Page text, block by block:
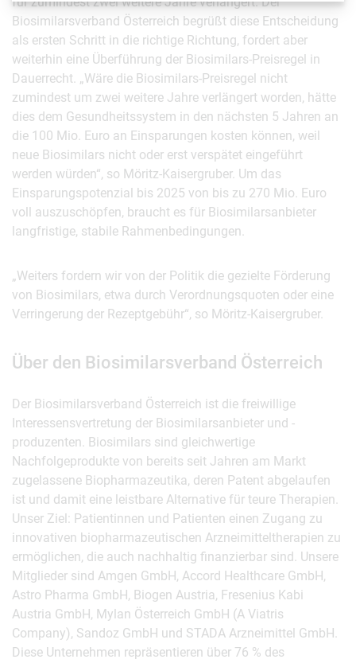
Biosimilarsverband Österreich begrüßt diese Entscheidung
als ersten Schritt in die richtige Richtung, fordert aber
weiterhin eine Überführung der Biosimilars-Preisregel in
Dauerrecht. „Wäre die Biosimilars-Preisregel nicht
zumindest um zwei weitere Jahre verlängert worden, hätte
dies dem Gesundheitssystem in den nächsten 5 Jahren an
die 100 Mio. Euro an Einsparungen kosten können, weil
neue Biosimilars nicht oder erst verspätet eingeführt
werden würden“, so Möritz-Kaisergruber. Um das
Einsparungspotenzial bis 2025 von bis zu 270 Mio. Euro
voll auszuschöpfen, braucht es für Biosimilarsanbieter
langfristige, stabile Rahmenbedingungen.
„Weiters fordern wir von der Politik die gezielte Förderung
von Biosimilars, etwa durch Verordnungsquoten oder eine
Verringerung der Rezeptgebühr“, so Möritz-Kaisergruber.
Über den Biosimilarsverband Österreich
Der Biosimilarsverband Österreich ist die freiwillige
Interessensvertretung der Biosimilarsanbieter und -
produzenten. Biosimilars sind gleichwertige
Nachfolgeprodukte von bereits seit Jahren am Markt
zugelassene Biopharmazeutika, deren Patent abgelaufen
ist und damit eine leistbare Alternative für teure Therapien.
Unser Ziel: Patientinnen und Patienten einen Zugang zu
innovativen biopharmazeutischen Arzneimitteltherapien zu
ermöglichen, die auch nachhaltig finanzierbar sind. Unsere
Mitglieder sind Amgen GmbH, Accord Healthcare GmbH,
Astro Pharma GmbH, Biogen Austria, Fresenius Kabi
Austria GmbH, Mylan Österreich GmbH (A Viatris
Company), Sandoz GmbH und STADA Arzneimittel GmbH.
Diese Unternehmen repräsentieren über 76 % des